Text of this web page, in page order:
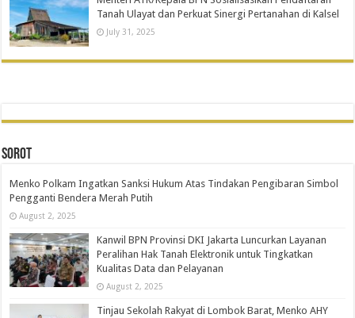
Tanah Ulayat dan Perkuat Sinergi Pertanahan di Kalsel
July 31, 2025
SOROT
Menko Polkam Ingatkan Sanksi Hukum Atas Tindakan Pengibaran Simbol
Pengganti Bendera Merah Putih
August 2, 2025
Kanwil BPN Provinsi DKI Jakarta Luncurkan Layanan
Peralihan Hak Tanah Elektronik untuk Tingkatkan
Kualitas Data dan Pelayanan
August 2, 2025
Tinjau Sekolah Rakyat di Lombok Barat, Menko AHY